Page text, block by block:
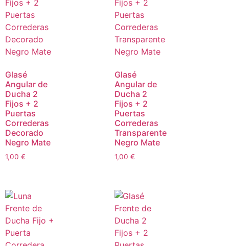
Glasé
Angular de
Ducha 2
Fijos + 2
Puertas
Correderas
Decorado
Negro Mate
1,00 €
Glasé
Angular de
Ducha 2
Fijos + 2
Puertas
Correderas
Transparente
Negro Mate
1,00 €